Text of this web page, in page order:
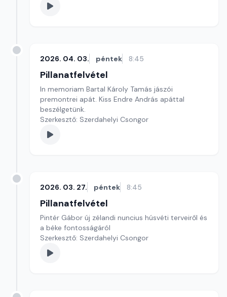
2026. 04. 03. péntek 8:45
Pillanatfelvétel
In memoriam Bartal Károly Tamás jászói
premontrei apát. Kiss Endre András apáttal
beszélgetünk.
Szerkesztő: Szerdahelyi Csongor
2026. 03. 27. péntek 8:45
Pillanatfelvétel
Pintér Gábor új zélandi nuncius húsvéti terveiről és
a béke fontosságáról
Szerkesztő: Szerdahelyi Csongor